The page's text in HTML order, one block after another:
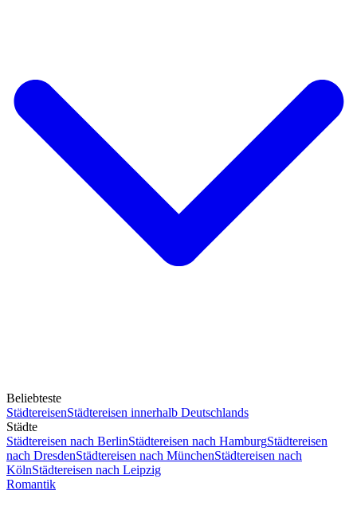
Beliebteste
StädtereisenStädtereisen innerhalb Deutschlands
Städte
Städtereisen nach BerlinStädtereisen nach HamburgStädtereisen
nach DresdenStädtereisen nach MünchenStädtereisen nach
KölnStädtereisen nach Leipzig
Romantik